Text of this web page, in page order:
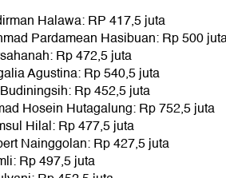
Halawa: RP 417,5 juta
Pardamean Hasibuan: Rp 500
Rp 472,5 juta
Agustina: Rp 540,5 juta
Rp 452,5 juta
Hosein Hutagalung: Rp 752,5 juta
Hilal: Rp 477,5 juta
Nainggolan: Rp 427,5 juta
Rp 497,5 juta